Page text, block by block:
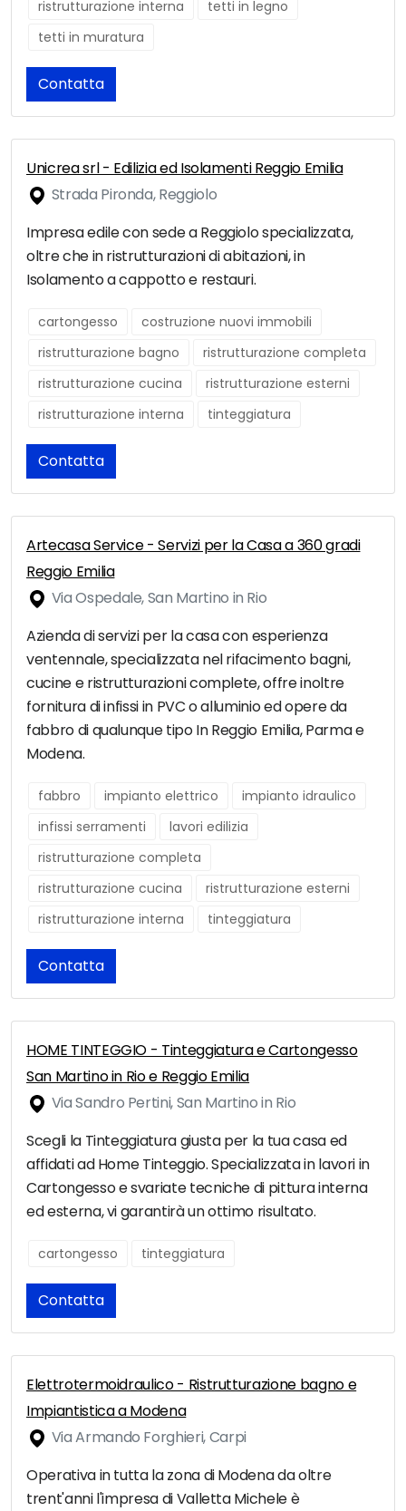
ristrutturazione interna
tetti in legno
tetti in muratura
Contatta
Unicrea srl - Edilizia ed Isolamenti Reggio Emilia
Strada Pironda, Reggiolo
Impresa edile con sede a Reggiolo specializzata,
oltre che in ristrutturazioni di abitazioni, in
Isolamento a cappotto e restauri.
cartongesso
costruzione nuovi immobili
ristrutturazione bagno
ristrutturazione completa
ristrutturazione cucina
ristrutturazione esterni
ristrutturazione interna
tinteggiatura
Contatta
Artecasa Service - Servizi per la Casa a 360 gradi
Reggio Emilia
Via Ospedale, San Martino in Rio
Azienda di servizi per la casa con esperienza
ventennale, specializzata nel rifacimento bagni,
cucine e ristrutturazioni complete, offre inoltre
fornitura di infissi in PVC o alluminio ed opere da
fabbro di qualunque tipo In Reggio Emilia, Parma e
Modena.
fabbro impianto elettrico
impianto idraulico
infissi serramenti
lavori edilizia
ristrutturazione completa
ristrutturazione cucina
ristrutturazione esterni
ristrutturazione interna
tinteggiatura
Contatta
HOME TINTEGGIO - Tinteggiatura e Cartongesso
San Martino in Rio e Reggio Emilia
Via Sandro Pertini, San Martino in Rio
Scegli la Tinteggiatura giusta per la tua casa ed
affidati ad Home Tinteggio. Specializzata in lavori in
Cartongesso e svariate tecniche di pittura interna
ed esterna, vi garantirà un ottimo risultato.
cartongesso tinteggiatura
Contatta
Elettrotermoidraulico - Ristrutturazione bagno e
Impiantistica a Modena
Via Armando Forghieri, Carpi
Operativa in tutta la zona di Modena da oltre
trent'anni l'impresa di Valletta Michele è